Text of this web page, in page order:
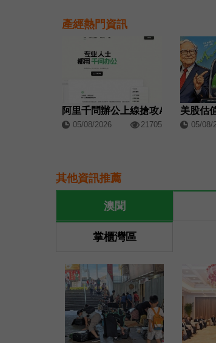
產經熱門資訊
阿里千問辦公上線搶攻AI生產力市
05/08/2026 21705
美股估
05/08/
其他資訊推薦
澳聞
掌櫃灣區